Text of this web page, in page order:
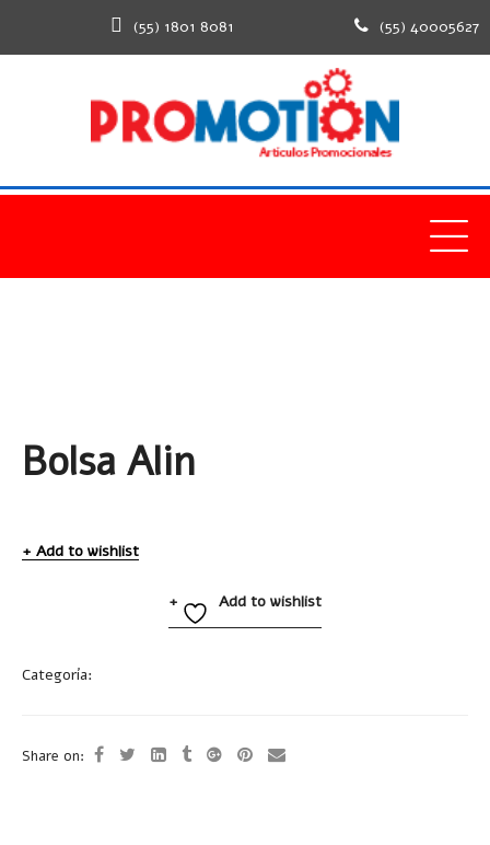
(55) 1801 8081 (55) 40005627
Bolsa Alin
Add to wishlist
Add to wishlist
Categoría:
Share on: